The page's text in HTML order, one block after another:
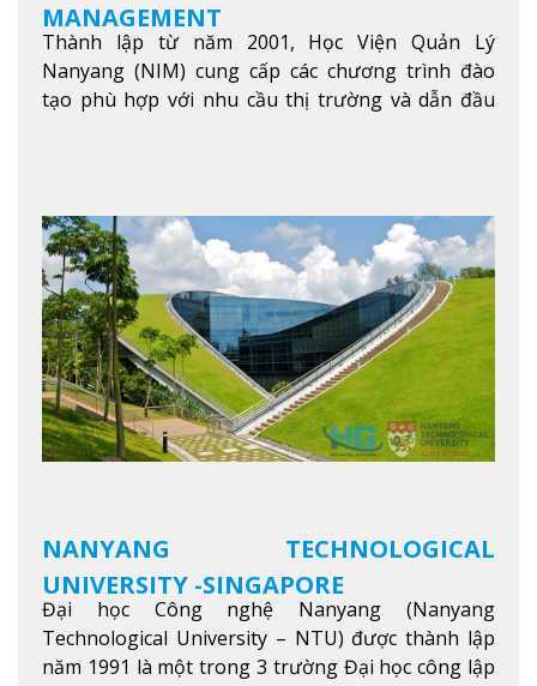
MANAGEMENT
Thành lập từ năm 2001, Học Viện Quản Lý
Nanyang (NIM) cung cấp các chương trình đào
tạo phù hợp với nhu cầu thị trường và dẫn đầu
học tập và nghiên cứu chất lượng nhằm nâng cao
kỹ năng, kiến thức và năng lực của sinh viên và các
đối tác của trườngXem thêm
NANYANG TECHNOLOGICAL
UNIVERSITY -SINGAPORE
Đại học Công nghệ Nanyang (Nanyang
Technological University – NTU) được thành lập
năm 1991 là một trong 3 trường Đại học công lập